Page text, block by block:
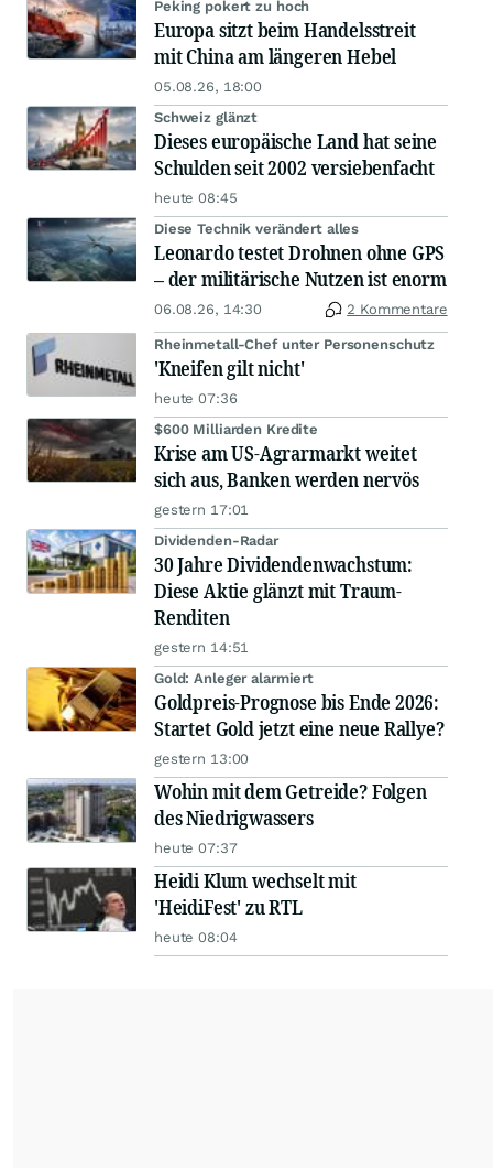
Peking pokert zu hoch
Europa sitzt beim Handelsstreit
mit China am längeren Hebel
05.08.26, 18:00
Schweiz glänzt
Dieses europäische Land hat seine
Schulden seit 2002 versiebenfacht
heute 08:45
Diese Technik verändert alles
Leonardo testet Drohnen ohne GPS
– der militärische Nutzen ist enorm
06.08.26, 14:30 2 Kommentare
Rheinmetall-Chef unter Personenschutz
'Kneifen gilt nicht'
heute 07:36
$600 Milliarden Kredite
Krise am US-Agrarmarkt weitet
sich aus, Banken werden nervös
gestern 17:01
Dividenden-Radar
30 Jahre Dividendenwachstum:
Diese Aktie glänzt mit Traum-
Renditen
gestern 14:51
Gold: Anleger alarmiert
Goldpreis-Prognose bis Ende 2026:
Startet Gold jetzt eine neue Rallye?
gestern 13:00
Wohin mit dem Getreide? Folgen
des Niedrigwassers
heute 07:37
Heidi Klum wechselt mit
'HeidiFest' zu RTL
heute 08:04